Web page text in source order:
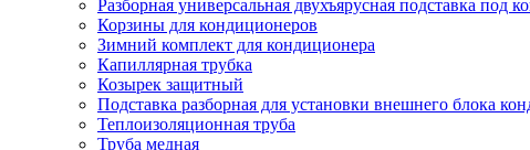
Разборная универсальная двухъярусная подставка под
Корзины для кондиционеров
Зимний комплект для кондиционера
Капиллярная трубка
Козырек защитный
Подставка разборная для установки внешнего блока
Теплоизоляционная труба
Труба медная